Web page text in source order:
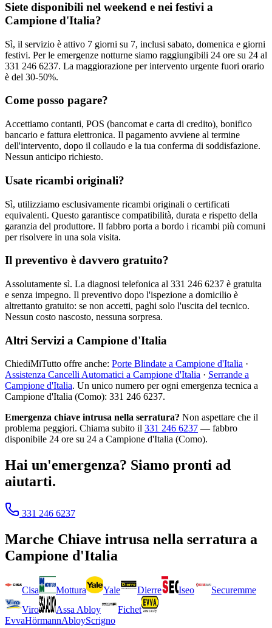
Siete disponibili nel weekend e nei festivi a
Campione d'Italia?
Sì, il servizio è attivo 7 giorni su 7, inclusi sabato, domenica e giorni
festivi. Per le emergenze notturne siamo raggiungibili 24 ore su 24 al
331 246 6237. La maggiorazione per intervento urgente fuori orario
è del 30-50%.
Come posso pagare?
Accettiamo contanti, POS (bancomat e carta di credito), bonifico
bancario e fattura elettronica. Il pagamento avviene al termine
dell'intervento, dopo il collaudo e la tua conferma di soddisfazione.
Nessun anticipo richiesto.
Usate ricambi originali?
Sì, utilizziamo esclusivamente ricambi originali o certificati
equivalenti. Questo garantisce compatibilità, durata e rispetto della
garanzia del produttore. Il fabbro porta a bordo i ricambi più comuni
per risolvere in una sola visita.
Il preventivo è davvero gratuito?
Assolutamente sì. La diagnosi telefonica al 331 246 6237 è gratuita
e senza impegno. Il preventivo dopo l'ispezione a domicilio è
altrettanto gratuito: se non accetti, paghi solo l'uscita del tecnico.
Nessun costo nascosto, nessuna sorpresa.
Altri Servizi a Campione d'Italia
ChiediMiTutto offre anche: Porte Blindate a Campione d'Italia ·
Assistenza Cancelli Automatici a Campione d'Italia · Serrande a
Campione d'Italia. Un unico numero per ogni emergenza tecnica a
Campione d'Italia (Como): 331 246 6237.
Emergenza chiave intrusa nella serratura? Non aspettare che il
problema peggiori. Chiama subito il 331 246 6237 — fabbro
disponibile 24 ore su 24 a Campione d'Italia (Como).
Hai un'emergenza? Siamo pronti ad
aiutarti.
331 246 6237
Marche Chiave intrusa nella serratura a
Campione d'Italia
Cisa Mottura Yale Dierre Iseo
Securemme
Viro
Assa Abloy
Fichet
EvvaHörmannAbloyScrigno